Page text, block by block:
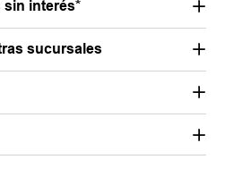
sin interés*
sucursales